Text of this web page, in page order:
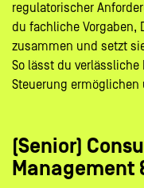
(Senior)
Management
regulatorischer
du fachliche Vorgaben,
zusammen und setzt
So lässt du
Steuerung ermöglichen